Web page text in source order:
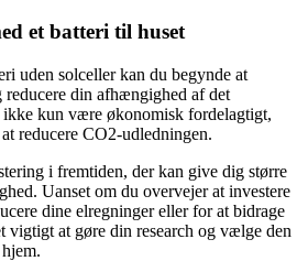
et batteri til huset
uden solceller kan du begynde at
reducere din afhængighed af det
kun være økonomisk fordelagtigt,
reducere CO2-udledningen.
i fremtiden, der kan give dig større
Uanset om du overvejer at investere
dine elregninger eller for at bidrage
vigtigt at gøre din research og vælge den